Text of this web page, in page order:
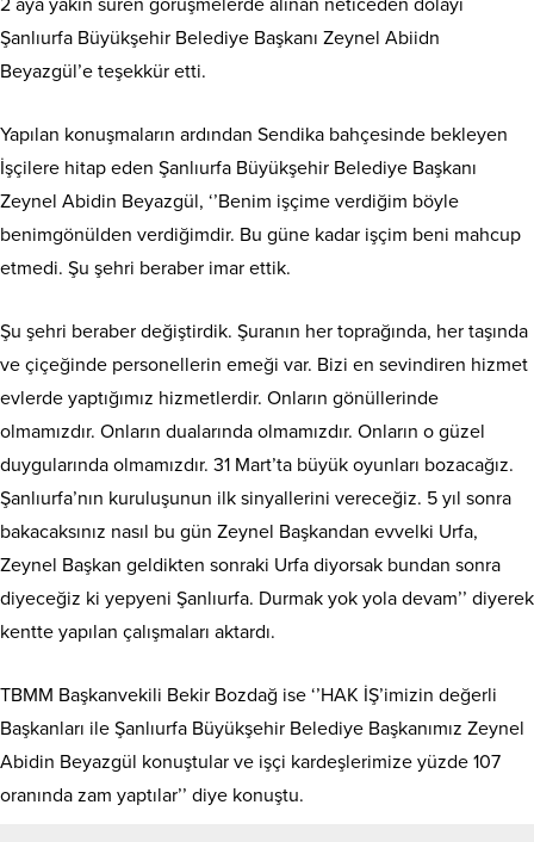
Şanlıurfa Büyükşehir Belediye Başkanı Zeynel Abiidn
Beyazgül’e teşekkür etti.
Yapılan konuşmaların ardından Sendika bahçesinde bekleyen
İşçilere hitap eden Şanlıurfa Büyükşehir Belediye Başkanı
Zeynel Abidin Beyazgül, ‘’Benim işçime verdiğim böyle
benimgönülden verdiğimdir. Bu güne kadar işçim beni mahcup
etmedi. Şu şehri beraber imar ettik.
Şu şehri beraber değiştirdik. Şuranın her toprağında, her taşında
ve çiçeğinde personellerin emeği var. Bizi en sevindiren hizmet
evlerde yaptığımız hizmetlerdir. Onların gönüllerinde
olmamızdır. Onların dualarında olmamızdır. Onların o güzel
duygularında olmamızdır. 31 Mart’ta büyük oyunları bozacağız.
Şanlıurfa’nın kuruluşunun ilk sinyallerini vereceğiz. 5 yıl sonra
bakacaksınız nasıl bu gün Zeynel Başkandan evvelki Urfa,
Zeynel Başkan geldikten sonraki Urfa diyorsak bundan sonra
diyeceğiz ki yepyeni Şanlıurfa. Durmak yok yola devam’’ diyerek
kentte yapılan çalışmaları aktardı.
TBMM Başkanvekili Bekir Bozdağ ise ‘’HAK İŞ’imizin değerli
Başkanları ile Şanlıurfa Büyükşehir Belediye Başkanımız Zeynel
Abidin Beyazgül konuştular ve işçi kardeşlerimize yüzde 107
oranında zam yaptılar’’ diye konuştu.